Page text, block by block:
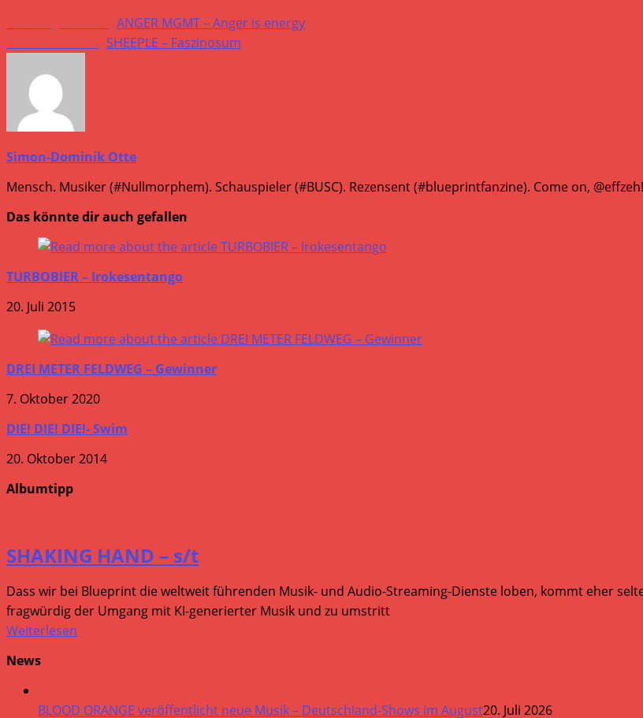
ANGER MGMT – Anger is energy
SHEEPLE – Faszinosum
Simon-Dominik Otte
Mensch. Musiker (#Nullmorphem). Schauspieler (#BUSC). Rezensent (#blueprintfanzine). Come on,
Das könnte dir auch gefallen
TURBOBIER – Irokesentango
20. Juli 2015
DREI METER FELDWEG – Gewinner
7. Oktober 2020
DIE! DIE! DIE!- Swim
20. Oktober 2014
Albumtipp
SHAKING HAND – s/t
Dass wir bei Blueprint die weltweit führenden Musik- und Audio-Streaming-Dienste loben, kommt eher
fragwürdig der Umgang mit KI-generierter Musik und zu umstritt
Weiterlesen
News
BLOOD ORANGE veröffentlicht neue Musik – Deutschland-Shows im August20. Juli 2026